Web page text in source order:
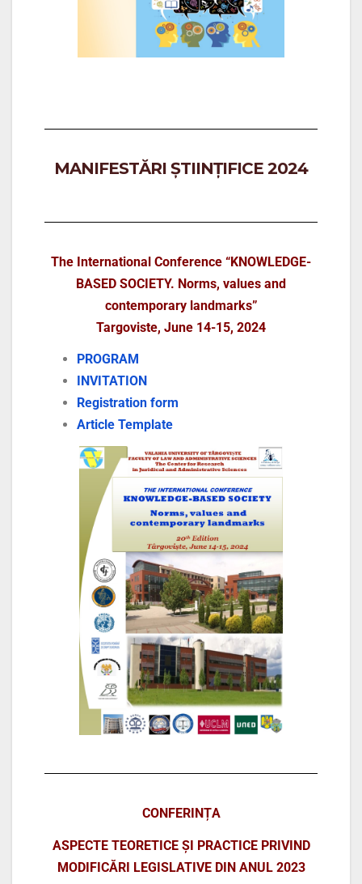
MANIFESTĂRI ȘTIINȚIFICE 2024
The International Conference “KNOWLEDGE-
BASED SOCIETY. Norms, values and
contemporary landmarks”
Targoviste, June 14-15, 2024
PROGRAM
INVITATION
Registration form
Article Template
CONFERINȚA
ASPECTE TEORETICE ȘI PRACTICE PRIVIND
MODIFICĂRI LEGISLATIVE DIN ANUL 2023